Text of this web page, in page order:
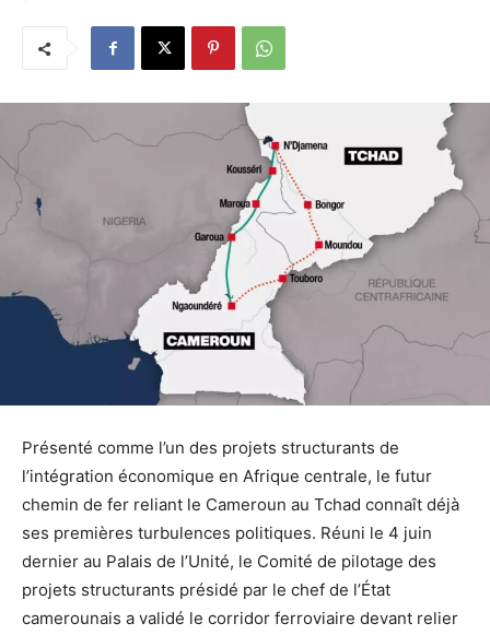
Présenté comme l’un des projets structurants de
l’intégration économique en Afrique centrale, le futur
chemin de fer reliant le Cameroun au Tchad connaît déjà
ses premières turbulences politiques. Réuni le 4 juin
dernier au Palais de l’Unité, le Comité de pilotage des
projets structurants présidé par le chef de l’État
camerounais a validé le corridor ferroviaire devant relier